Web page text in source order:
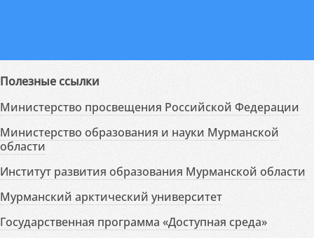
Полезные ссылки
Министерство просвещения Российской Федерации
Министерство образования и науки Мурманской
области
Институт развития образования Мурманской области
Мурманский арктический университет
Государственная программа «Доступная среда»